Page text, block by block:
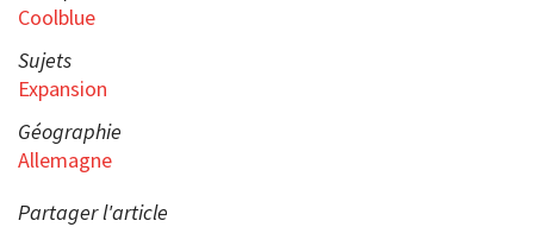
Coolblue
Sujets
Expansion
Géographie
Allemagne
Partager l'article